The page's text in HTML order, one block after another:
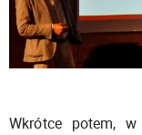
Wkrótce potem,